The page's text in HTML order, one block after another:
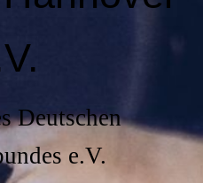
Deutschen
e.V.